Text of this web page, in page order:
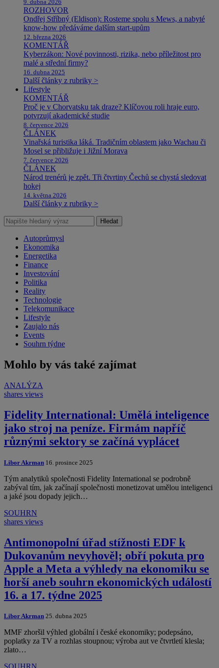
9. dubna 2026
ROZHOVOR
Ondřej Stříbný (Eldison): Rosteme spolu s Mews, a nabyté
know-how předáváme dalším start-upům
12. března 2026
KOMENTÁŘ
Kyberzákon: Nové povinnosti, rizika, nebo příležitost pro
malé a střední firmy?
16. dubna 2025
Další články z rubriky >
Lifestyle
KOMENTÁŘ
Proč je v Chorvatsku tak draze? Klíčovou roli hraje euro,
potvrzují akademické studie
8. července 2026
ČLÁNEK
Vinařská turistika láká. Tradičním oblastem jako Wachau či
Mosel se přibližuje i Jižní Morava
7. července 2026
ČLÁNEK
Národ trenérů je zpět. Tři čtvrtiny Čechů se chystá sledovat
hokej
14. května 2026
Další články z rubriky >
Hledat
Autoprůmysl
Ekonomika
Energetika
Finance
Investování
Politika
Reality
Technologie
Telekomunikace
Lifestyle
Zaujalo nás
Events
Souhrn týdne
Mohlo by vás také zajímat
ANALÝZA
shares views
Fidelity International: Umělá inteligence
jako stroj na peníze. Firmám napříč
různými sektory se začíná vyplácet
Libor Akrman 16. prosince 2025
Tým analytiků společnosti Fidelity International se podrobně
zabýval tím, jak začínají společnosti monetizovat umělou inteligenci
a jaké jsou dopady jejich…
SOUHRN
shares views
Antimonopolní úřad stížnosti EDF k
Dukovanům nevyhověl; obří pokuta pro
Apple a Meta a výhledy na ekonomiku se
horší aneb souhrn ekonomických událostí
16. a 17. týdne 2025
Libor Akrman 25. dubna 2025
MMF zhoršil výhled globální i české ekonomiky; podepsáno,
poplatky za TV a rozhlas stoupnou; výroba aut ve čtvrtletí klesla;
zlato…